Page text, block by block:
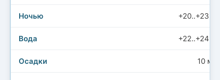
+20..+23°C
+22..+24°C
10 мм